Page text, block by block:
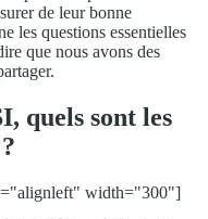
de leur bonne
les questions essentielles
que nous avons des
quels sont les
width="300"]